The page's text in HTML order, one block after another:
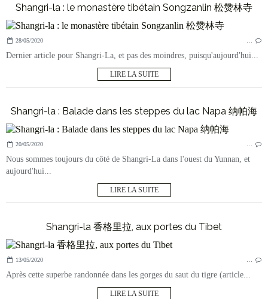
Shangri-la : le monastère tibétain Songzanlin 松赞林寺
28/05/2020 …
Dernier article pour Shangri-La, et pas des moindres, puisqu'aujourd'hui...
LIRE LA SUITE
Shangri-la : Balade dans les steppes du lac Napa 纳帕海
20/05/2020 …
Nous sommes toujours du côté de Shangri-La dans l'ouest du Yunnan, et
aujourd'hui...
LIRE LA SUITE
Shangri-la 香格里拉, aux portes du Tibet
13/05/2020 …
Après cette superbe randonnée dans les gorges du saut du tigre (article...
LIRE LA SUITE